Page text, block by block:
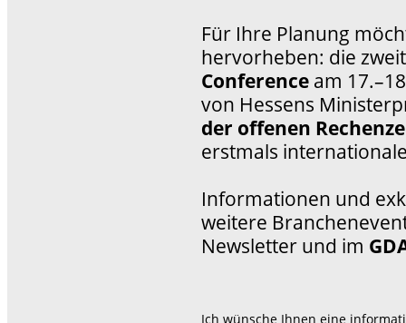
Für Ihre Planung
hervorheben: die
Conference am
von Hessens
der offenen
erstmals
Informationen und
weitere
Newsletter und im
Ich wünsche Ihnen eine